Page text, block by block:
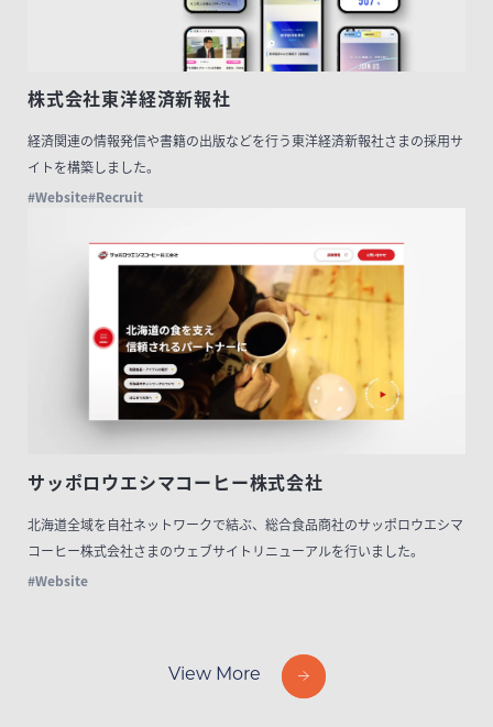
株式会社東洋経済新報社
経済関連の情報発信や書籍の出版などを行う東洋経済新報社さまの採用サ
イトを構築しました。
#Website#Recruit
サッポロウエシマコーヒー株式会社
北海道全域を自社ネットワークで結ぶ、総合食品商社のサッポロウエシマ
コーヒー株式会社さまのウェブサイトリニューアルを行いました。
#Website
View More